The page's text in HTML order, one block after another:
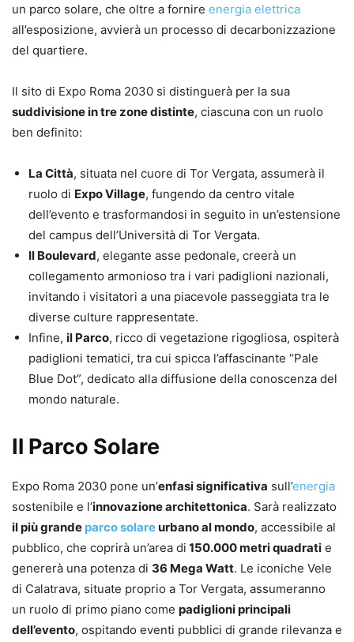
un parco solare, che oltre a fornire energia elettrica
all’esposizione, avvierà un processo di decarbonizzazione
del quartiere.
Il sito di Expo Roma 2030 si distinguerà per la sua
suddivisione in tre zone distinte, ciascuna con un ruolo
ben definito:
La Città, situata nel cuore di Tor Vergata, assumerà il
ruolo di Expo Village, fungendo da centro vitale
dell’evento e trasformandosi in seguito in un’estensione
del campus dell’Università di Tor Vergata.
Il Boulevard, elegante asse pedonale, creerà un
collegamento armonioso tra i vari padiglioni nazionali,
invitando i visitatori a una piacevole passeggiata tra le
diverse culture rappresentate.
Infine, il Parco, ricco di vegetazione rigogliosa, ospiterà
padiglioni tematici, tra cui spicca l’affascinante “Pale
Blue Dot”, dedicato alla diffusione della conoscenza del
mondo naturale.
Il Parco Solare
Expo Roma 2030 pone un’enfasi significativa sull’energia
sostenibile e l’innovazione architettonica. Sarà realizzato
il più grande parco solareurbano al mondo, accessibile al
pubblico, che coprirà un’area di 150.000 metri quadrati e
genererà una potenza di 36 Mega Watt. Le iconiche Vele
di Calatrava, situate proprio a Tor Vergata, assumeranno
un ruolo di primo piano come padiglioni principali
dell’evento, ospitando eventi pubblici di grande rilevanza e